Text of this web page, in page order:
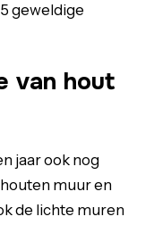
geweldige
van hout
jaar ook nog
muur en
de lichte muren